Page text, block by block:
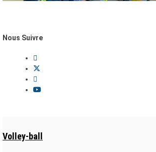
Nous Suivre
Volley-ball